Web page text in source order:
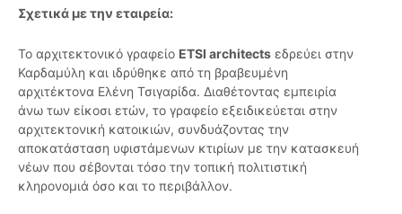
Σχετικά με την εταιρεία:
Το αρχιτεκτονικό γραφείο ETSI architects εδρεύει στην
Καρδαμύλη και ιδρύθηκε από τη βραβευμένη
αρχιτέκτονα Ελένη Τσιγαρίδα. Διαθέτοντας εμπειρία
άνω των είκοσι ετών, το γραφείο εξειδικεύεται στην
αρχιτεκτονική κατοικιών, συνδυάζοντας την
αποκατάσταση υφιστάμενων κτιρίων με την κατασκευή
νέων που σέβονται τόσο την τοπική πολιτιστική
κληρονομιά όσο και το περιβάλλον.